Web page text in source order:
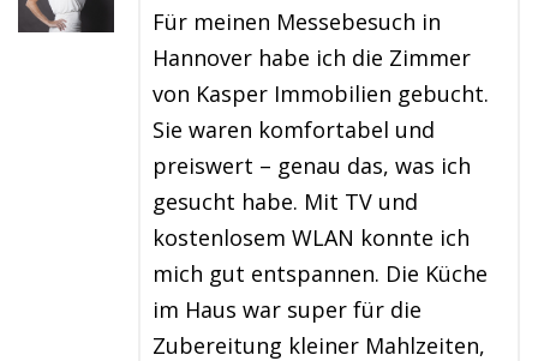
Für meinen Messebesuch in
Hannover habe ich die Zimmer
von Kasper Immobilien gebucht.
Sie waren komfortabel und
preiswert – genau das, was ich
gesucht habe. Mit TV und
kostenlosem WLAN konnte ich
mich gut entspannen. Die Küche
im Haus war super für die
Zubereitung kleiner Mahlzeiten,